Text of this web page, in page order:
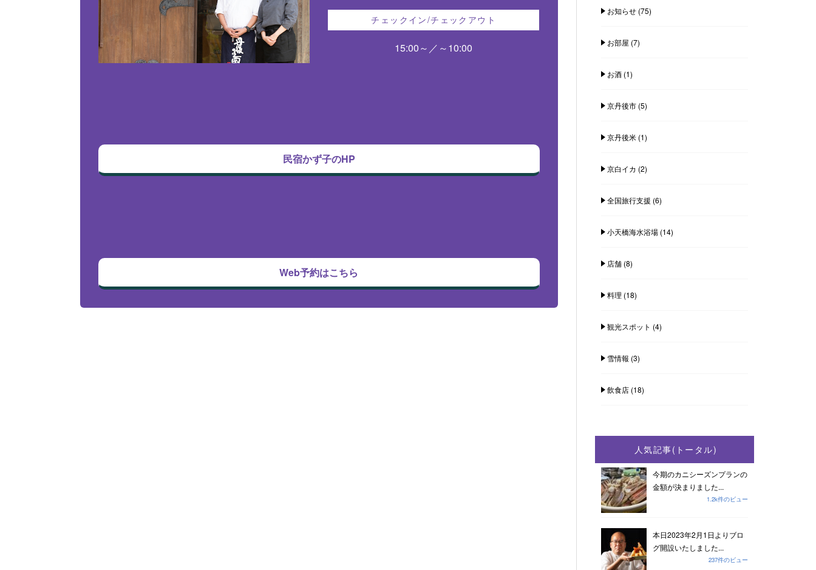
チェックイン/チェックアウト
15:00～／～10:00
民宿かず子のHP
Web予約はこちら
お知らせ(75)
お部屋 (7)
お酒(1)
京丹後市(5)
京丹後米(1)
京白イカ (2)
全国旅行支援 (6)
小天橋海水浴場(14)
店舗(8)
料理 (18)
観光スポット (4)
雪情報 (3)
飲食店(18)
人気記事(トータル)
今期のカニシーズンプランの
金額が決まりました...
1.2k件のビュー
本日2023年2月1日よりブロ
グ開設いたしました...
237件のビュー